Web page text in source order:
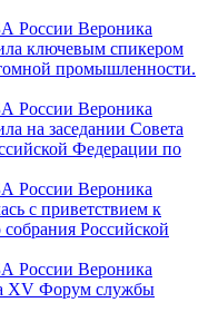
России Вероника
ключевым спикером
промышленности.
России Вероника
на заседании Совета
Федерации по
России Вероника
с приветствием к
Российской
России Вероника
XV Форум службы